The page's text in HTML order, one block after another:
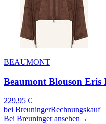
BEAUMONT
Beaumont Blouson
229,95 €
bei BreuningerRechnungskauf
Bei Breuninger ansehen →